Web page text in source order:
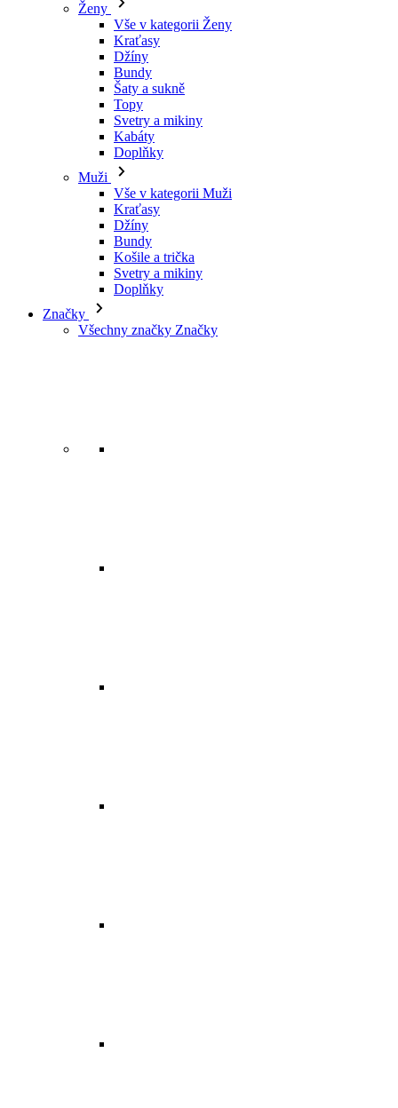
Ženy
Vše v kategorii Ženy
Kraťasy
Džíny
Bundy
Šaty a sukně
Topy
Svetry a mikiny
Kabáty
Doplňky
Muži
Vše v kategorii Muži
Kraťasy
Džíny
Bundy
Košile a trička
Svetry a mikiny
Doplňky
Značky
Všechny značky Značky